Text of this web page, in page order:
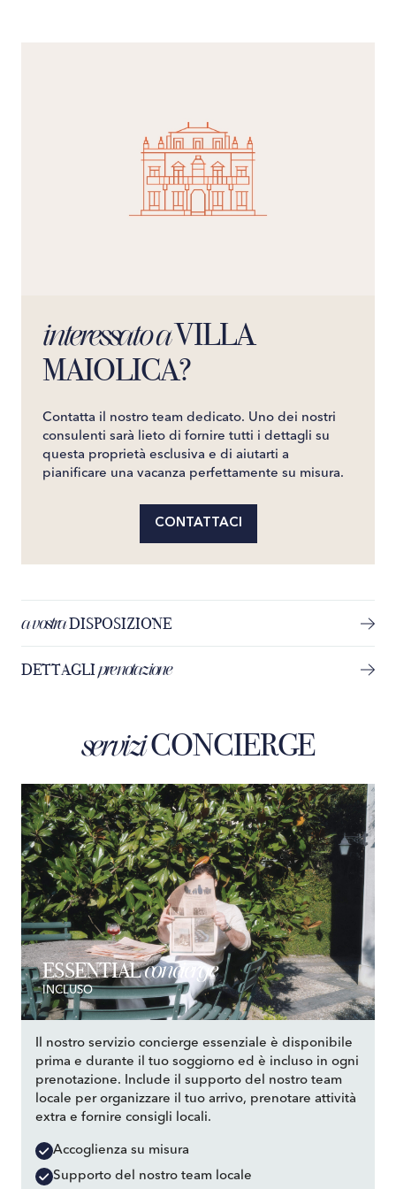
interessato aVILLA
MAIOLICA?
Contatta il nostro team dedicato. Uno dei nostri
consulenti sarà lieto di fornire tutti i dettagli su
questa proprietà esclusiva e di aiutarti a
pianificare una vacanza perfettamente su misura.
CONTATTACI
a vostraDISPOSIZIONE
DETTAGLIprenotazione
serviziCONCIERGE
ESSENTIALconcierge
INCLUSO
Il nostro servizio concierge essenziale è disponibile
prima e durante il tuo soggiorno ed è incluso in ogni
prenotazione. Include il supporto del nostro team
locale per organizzare il tuo arrivo, prenotare attività
extra e fornire consigli locali.
Accoglienza su misura
Supporto del nostro team locale